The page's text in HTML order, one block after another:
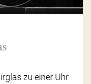
zu einer Uhr